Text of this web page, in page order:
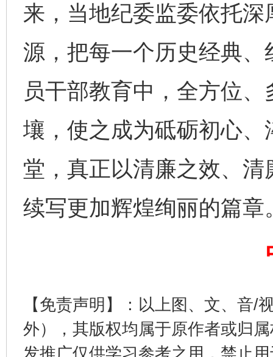
来，当地纪委监委依托
源，把每一个历史经典
员干部教育中，全方位
壤，使之成为砥砺初心
堂，真正以清廉之效、
续写更加辉煌绚丽的篇章
【免责声明】：以上图、文、音/
外），其版权均属于原作者或归
发推广仅供学习参考之用，禁止